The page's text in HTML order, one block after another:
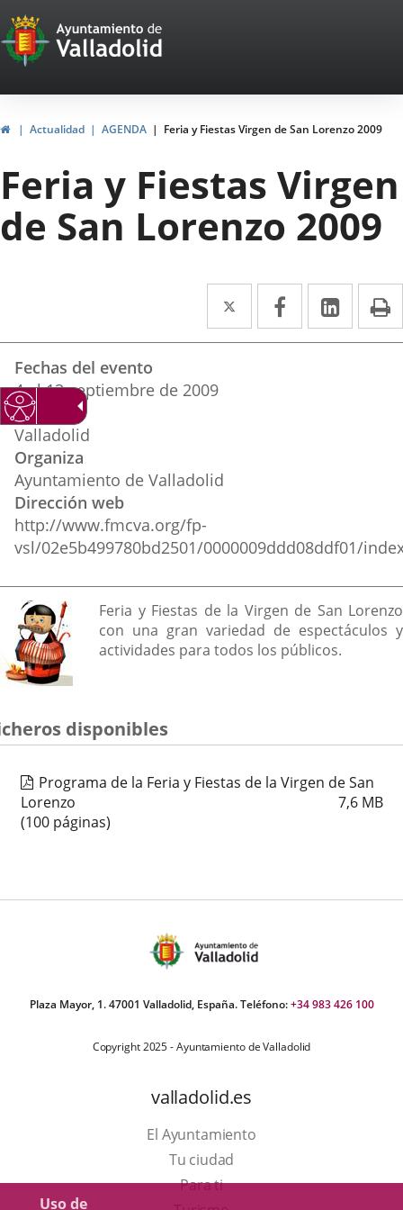
Uso de
Portal
Web
del
Ayuntamiento
de
Valladolid
InicioActualidad AGENDA Feria y Fiestas Virgen de San Lorenzo 2009
Feria y Fiestas Virgen
de San Lorenzo 2009
Twitter
Enlace
a
Facebook
Enlace
a
Enlace
a
del
evento
Fechas del evento
4al13 septiembre de 2009
Lugar
Valladolid
Organiza
Ayuntamiento de Valladolid
Dirección web
http://www.fmcva.org/fp-
vsl/02e5b499780bd2501/0000009ddd08ddf01/
DescripciónFeria y Fiestas de la Virgen de San Lorenzo
con una gran variedad de espectáculos y
actividades para todos los públicos.
disponibles
Programa de la Feria y Fiestas de la Virgen de San
Lorenzo
7,6 MB
(100 páginas)
Plaza Mayor, 1. 47001 Valladolid, España. Teléfono:+34 983 426 100
Copyright 2025 - Ayuntamiento de Valladolid
valladolid.es
El Ayuntamiento
Tu ciudad
Para ti